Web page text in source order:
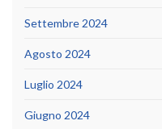
Settembre 2024
Agosto 2024
Luglio 2024
Giugno 2024